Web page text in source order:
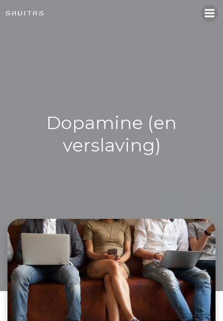
SANITAS
Dopamine (en
verslaving)